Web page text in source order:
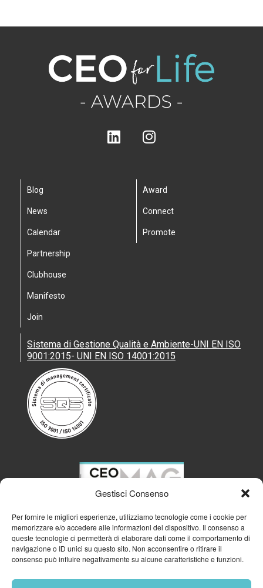
Gestisci Consenso
Per fornire le migliori esperienze, utilizziamo tecnologie come i cookie per
memorizzare e/o accedere alle informazioni del dispositivo. Il consenso a
queste tecnologie ci permetterà di elaborare dati come il comportamento di
navigazione o ID unici su questo sito. Non acconsentire o ritirare il
consenso può influire negativamente su alcune caratteristiche e funzioni.
Blog
News
Calendar
Partnership
Clubhouse
Manifesto
Join
Award
Connect
Promote
Sistema di Gestione Qualità e Ambiente-UNI EN ISO
9001:2015- UNI EN ISO 14001:2015